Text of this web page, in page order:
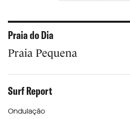
Praia do Dia
Praia Pequena
Surf Report
Ondulação